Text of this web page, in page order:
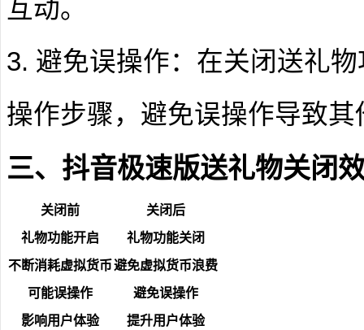
互动。
3. 避免误操作：在关闭送礼
操作步骤，避免误操作导致
三、抖音极速版送礼物关闭
关闭前
关闭后
礼物功能开启
礼物功能关闭
不断消耗虚拟货币避免虚拟货币浪费
可能误操作
避免误操作
影响用户体验
提升用户体验